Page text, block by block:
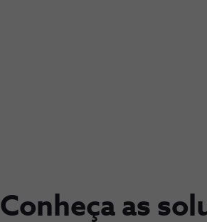
Conheça as